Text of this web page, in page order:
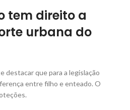
tem direito a
urbana do
destacar que para a legislação
entre filho e enteado. O